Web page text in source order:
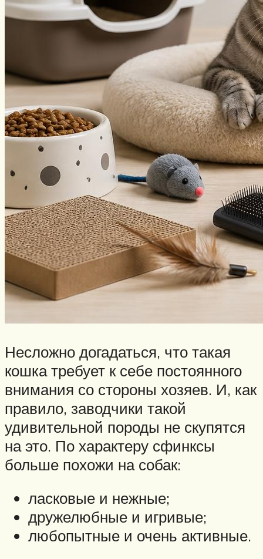
Несложно догадаться, что такая
кошка требует к себе постоянного
внимания со стороны хозяев. И, как
правило, заводчики такой
удивительной породы не скупятся
на это. По характеру сфинксы
больше похожи на собак:
ласковые и нежные;
дружелюбные и игривые;
любопытные и очень активные.